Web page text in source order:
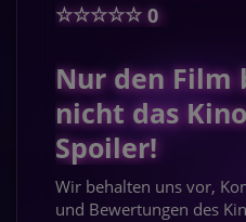
☆☆☆☆☆ 0
Nur den Film
nicht das
Spoiler!
Wir behalten uns vor,
und Bewertungen des